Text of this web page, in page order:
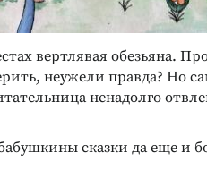
вертлявая обезьяна.
неужели правда? Но
ненадолго
сказки да еще и